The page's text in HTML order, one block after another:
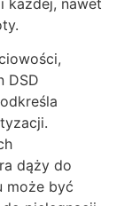
DSD
dąży do
może być